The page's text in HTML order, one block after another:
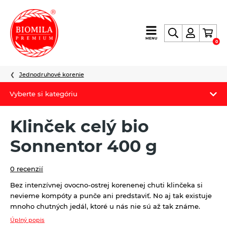
výroba
a
nielen
MENU
0
Vyberte si kategóriu
Fermato
Novinky
Jednodruhové korenie
Klinček celý bio
Sonnentor 400 g
0 recenzií
Bez intenzívnej ovocno-ostrej korenenej chuti klinčeka si
nevieme kompóty a punče ani predstaviť. No aj tak existuje
mnoho chutných jedál, ktoré u nás nie sú až tak známe.
Úplný popis